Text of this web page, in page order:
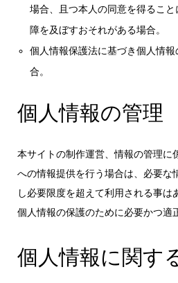
場合、且つ本人の同意を得るこ
障を及ぼすおそれがある場合。
個人情報保護法に基づき個人情
合。
個人情報の管理
本サイトの制作運営、情報の管理に
への情報提供を行う場合は、必要な
し必要限度を超えて利用される事は
個人情報の保護のために必要かつ適
個人情報に関す